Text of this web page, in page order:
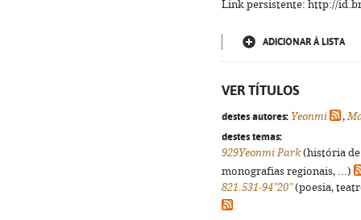
Link persistente: http://
ADICIONAR À LISTA
VER TÍTULOS
destes autores: Yeonmi ,
destes temas:
929Yeonmi Park(história de
monografias regionais, ...)
821.531-94"20"(poesia,